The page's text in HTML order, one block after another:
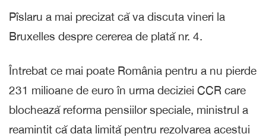
Pîslaru a mai precizat că va discuta vineri la
Bruxelles despre cererea de plată nr. 4.
Întrebat ce mai poate România pentru a nu pierde
231 milioane de euro în urma deciziei CCR care
blochează reforma pensiilor speciale, ministrul a
reamintit că data limită pentru rezolvarea acestui